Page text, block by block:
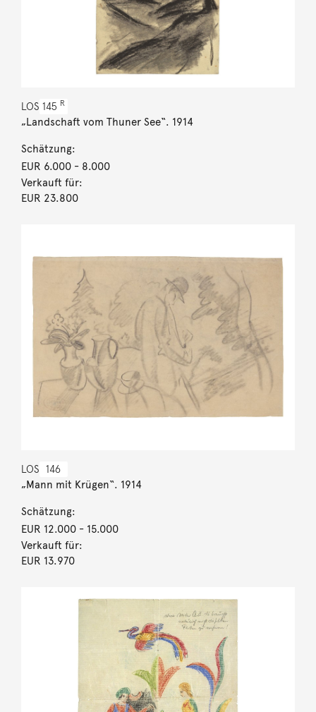
LOS 145 R
„Landschaft vom Thuner See“. 1914
Schätzung:
EUR 6.000- 8.000
Verkauft für:
EUR 23.800
LOS 146
„Mann mit Krügen“. 1914
Schätzung:
EUR 12.000- 15.000
Verkauft für:
EUR 13.970